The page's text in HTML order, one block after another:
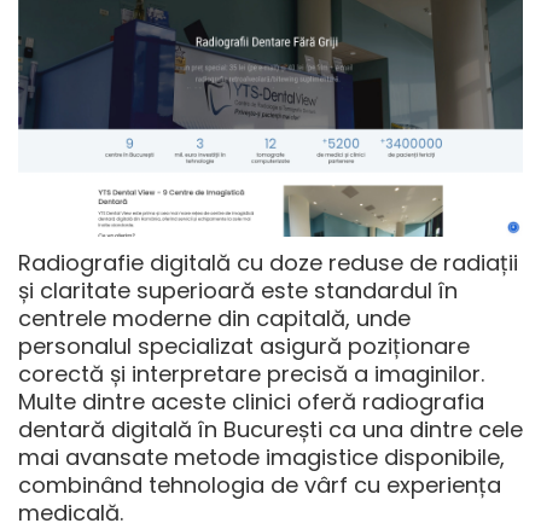
Radiografie digitală cu doze reduse de radiații
și claritate superioară este standardul în
centrele moderne din capitală, unde
personalul specializat asigură poziționare
corectă și interpretare precisă a imaginilor.
Multe dintre aceste clinici oferă radiografia
dentară digitală în București ca una dintre cele
mai avansate metode imagistice disponibile,
combinând tehnologia de vârf cu experiența
medicală.